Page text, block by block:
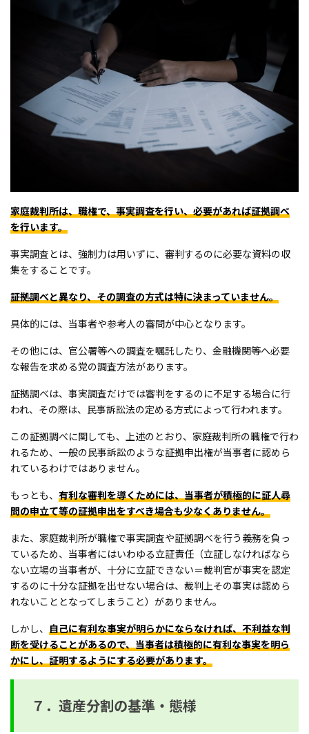
家庭裁判所は、職権で、事実調査を行い、必要があれば証拠調べ
を行います。
事実調査とは、強制力は用いずに、審判するのに必要な資料の収
集をすることです。
証拠調べと異なり、その調査の方式は特に決まっていません。
具体的には、当事者や参考人の審問が中心となります。
その他には、官公署等への調査を嘱託したり、金融機関等へ必要
な報告を求める党の調査方法があります。
証拠調べは、事実調査だけでは審判をするのに不足する場合に行
われ、その際は、民事訴訟法の定める方式によって行われます。
この証拠調べに関しても、上述のとおり、家庭裁判所の職権で行わ
れるため、一般の民事訴訟のような証拠申出権が当事者に認めら
れているわけではありません。
もっとも、 有利な審判を導くためには、当事者が積極的に証人尋
問の申立て等の証拠申出をすべき場合も少なくありません。
また、家庭裁判所が職権で事実調査や証拠調べを行う義務を負っ
ているため、当事者にはいわゆる立証責任（立証しなければなら
ない立場の当事者が、十分に立証できない＝裁判官が事実を認定
するのに十分な証拠を出せない場合は、裁判上その事実は認めら
れないこととなってしまうこと）がありません。
しかし、 自己に有利な事実が明らかにならなければ、不利益な判
断を受けることがあるので、当事者は積極的に有利な事実を明ら
かにし、証明するようにする必要があります。
７．遺産分割の基準・態様